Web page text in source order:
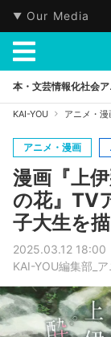
Our Media
本・文芸情報化社会
KAI-YOU アニメ・漫
アニメ・漫画
漫画『上
の花』TV
子大生を描
2025.03.12 18:00
KAI-YOU編集部_